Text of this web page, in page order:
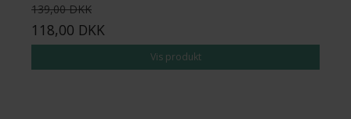
139,00 DKK
118,00 DKK
Vis produkt